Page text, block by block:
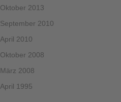
Oktober 2013
September 2010
April 2010
Oktober 2008
März 2008
April 1995